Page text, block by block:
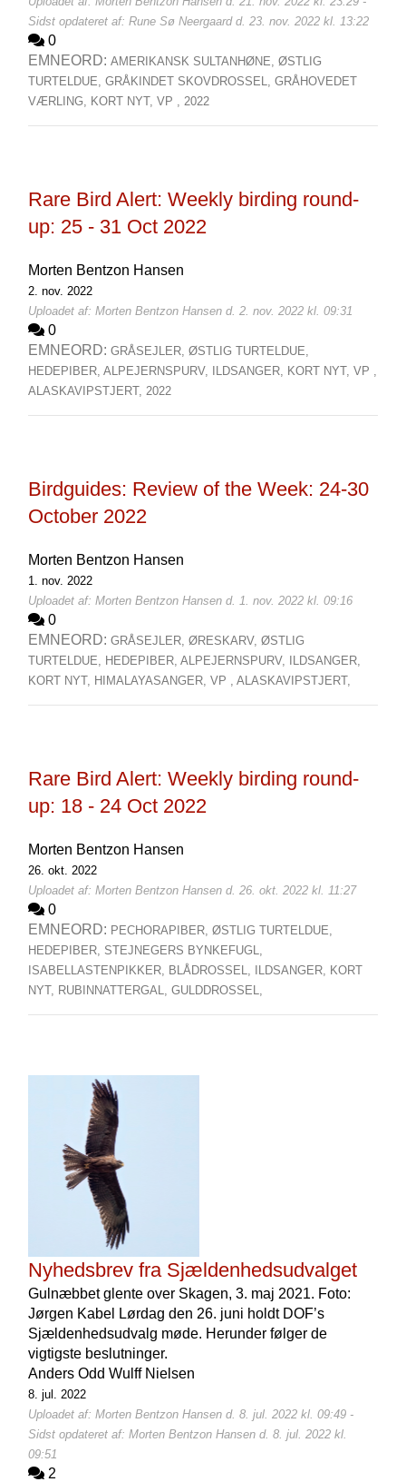
Sidst opdateret af: Rune Sø Neergaard d. 23. nov. 2022 kl. 13:22
0
EMNEORD: AMERIKANSK SULTANHØNE, ØSTLIG
TURTELDUE, GRÅKINDET SKOVDROSSEL, GRÅHOVEDET
VÆRLING, KORT NYT, VP , 2022
Rare Bird Alert: Weekly birding round-
up: 25 - 31 Oct 2022
Morten Bentzon Hansen
2. nov. 2022
Uploadet af: Morten Bentzon Hansen d. 2. nov. 2022 kl. 09:31
0
EMNEORD: GRÅSEJLER, ØSTLIG TURTELDUE,
HEDEPIBER, ALPEJERNSPURV, ILDSANGER, KORT NYT, VP ,
ALASKAVIPSTJERT, 2022
Birdguides: Review of the Week: 24-30
October 2022
Morten Bentzon Hansen
1. nov. 2022
Uploadet af: Morten Bentzon Hansen d. 1. nov. 2022 kl. 09:16
0
EMNEORD: GRÅSEJLER, ØRESKARV, ØSTLIG
TURTELDUE, HEDEPIBER, ALPEJERNSPURV,
ILDSANGER,
KORT NYT, HIMALAYASANGER, VP , ALASKAVIPSTJERT,
Rare Bird Alert: Weekly birding round-
up: 18 - 24 Oct 2022
Morten Bentzon Hansen
26. okt. 2022
Uploadet af: Morten Bentzon Hansen d. 26. okt. 2022 kl. 11:27
0
EMNEORD: PECHORAPIBER, ØSTLIG TURTELDUE,
HEDEPIBER, STEJNEGERS BYNKEFUGL,
ISABELLASTENPIKKER, BLÅDROSSEL, ILDSANGER, KORT
NYT, RUBINNATTERGAL, GULDDROSSEL,
Nyhedsbrev fra Sjældenhedsudvalget
Gulnæbbet glente over Skagen, 3. maj 2021. Foto:
Jørgen Kabel Lørdag den 26. juni holdt DOF’s
Sjældenhedsudvalg møde. Herunder følger de
vigtigste beslutninger.
Anders Odd Wulff Nielsen
8. jul. 2022
Uploadet af: Morten Bentzon Hansen d. 8. jul. 2022 kl. 09:49 -
Sidst opdateret af: Morten Bentzon Hansen d. 8. jul. 2022 kl.
09:51
2